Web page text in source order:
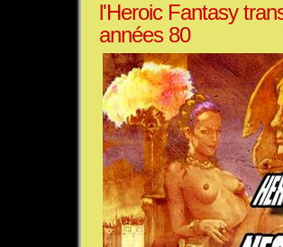
l'Heroic Fantasy
années 80